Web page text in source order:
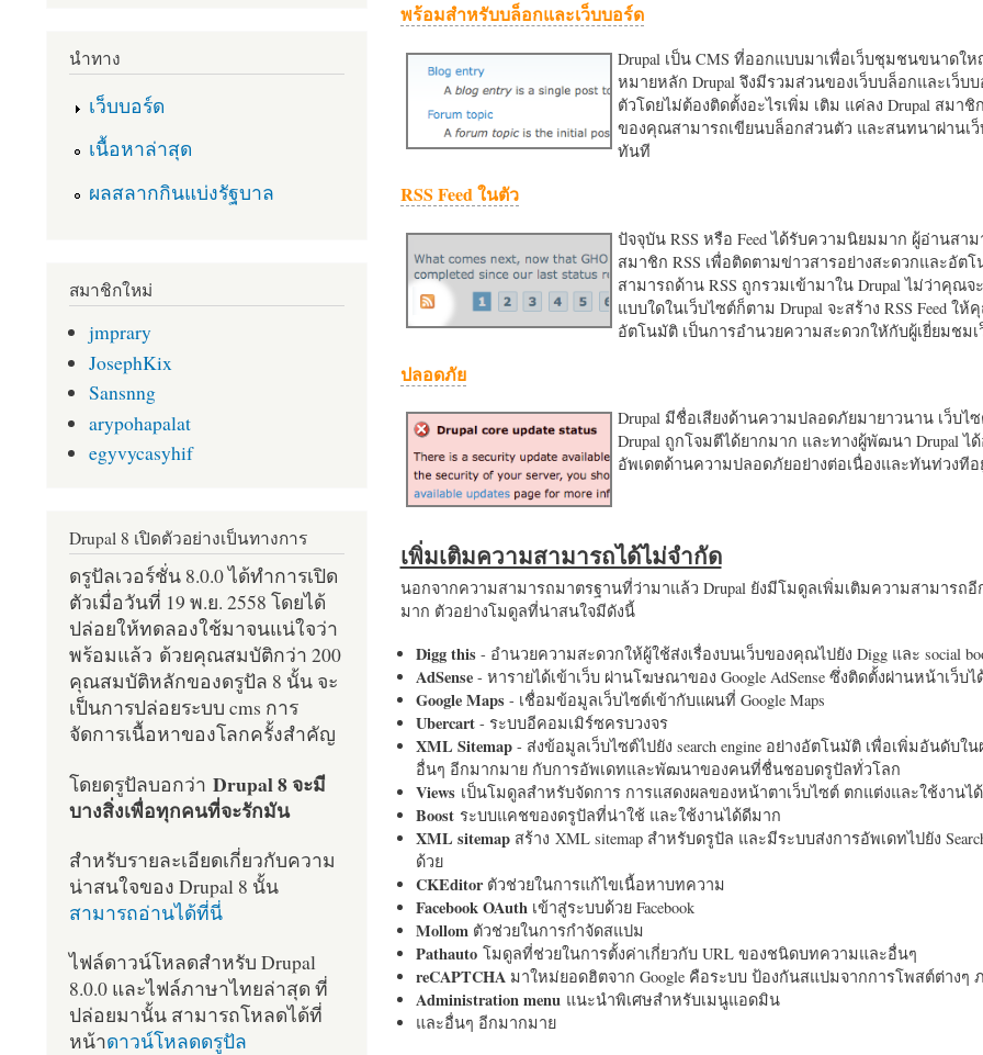
พร้อมสำหรับบล็อกและเว็บบอร์ด
Drupal เป็น CMS ที่ออกแบบมาเพื่อเว็บชุมชนขนาดให
หมายหลัก Drupal จึงมีรวมส่วนของเว็บบล็อกและเว็บ
ตัวโดยไม่ต้องติดตั้งอะไรเพิ่ม เติม แค่ลง Drupal สมาชิ
ของคุณสามารถเขียนบล็อกส่วนตัว และสนทนาผ่านเว็
ทันที
RSS Feed ในตัว
ปัจจุบัน RSS หรือ Feed ได้รับความนิยมมาก ผู้อ่านสา
สมาชิก RSS เพื่อติดตามข่าวสารอย่างสะดวกและอัต
สามารถด้าน RSS ถูกรวมเข้ามาใน Drupal ไม่ว่าคุณจ
แบบใดในเว็บไซต์ก็ตาม Drupal จะสร้าง RSS Feed ให้
อัตโนมัติ เป็นการอำนวยความสะดวกใหักับผู้เยี่ยมชม
ปลอดภัย
Drupal มีชื่อเสียงด้านความปลอดภัยมายาวนาน เว็บไ
Drupal ถูกโจมตีได้ยากมาก และทางผู้พัฒนา Drupal ไ
อัพเดตด้านความปลอดภัยอย่างต่อเนื่องและทันท่วงทีอ
เพิ่มเติมความสามารถได้ไม่จำกัด
นอกจากความสามารถมาตรฐานที่ว่ามาแล้ว Drupal ยังมีโมดูลเพิ่มเติมความสามารถอี
มาก ตัวอย่างโมดูลที่น่าสนใจมีดังนี้
Digg this- อำนวยความสะดวกให้ผู้ใช้ส่งเรื่องบนเว็บของคุณไปยัง Digg และ social
AdSense- หารายได้เข้าเว็บ ผ่านโฆษณาของ Google AdSense ซึ่งติดตั้งผ่านหน้าเว็บไ
Google Maps- เชื่อมข้อมูลเว็บไซต์เข้ากับแผนที่ Google Maps
Ubercart- ระบบอีคอมเมิร์ซครบวงจร
XML Sitemap- ส่งข้อมูลเว็บไซต์ไปยัง search engine อย่างอัตโนมัติ เพื่อเพิ่มอันดับใ
อื่นๆ อีกมากมาย กับการอัพเดทและพัฒนาของคนที่ชื่นชอบดรูปัลทั่วโลก
Views เป็นโมดูลสำหรับจัดการ การแสดงผลของหน้าตาเว็บไซต์ ตกแต่งและใช้งานไ
Boost ระบบแคชของดรูปัลที่น่าใช้ และใช้งานได้ดีมาก
XML sitemapสร้าง XML sitemap สำหรับดรูปัล และมีระบบส่งการอัพเดทไปยัง
ด้วย
CKEditorตัวช่วยในการแก้ไขเนื้อหาบทความ
Facebook OAuth เข้าสู่ระบบด้วย Facebook
Mollom ตัวช่วยในการกำจัดสแปม
Pathautoโมดูลที่ช่วยในการตั้งค่าเกี่ยวกับ URL ของชนิดบทความและอื่นๆ
reCAPTCHA มาใหม่ยอดฮิตจาก Google คือระบบ ป้องกันสแปมจากการโพสต์ต่างๆ
Administration menu แนะนำพิเศษสำหรับเมนูแอดมิน
และอื่นๆ อีกมากมาย
นำทาง
เว็บบอร์ด
เนื้อหาล่าสุด
ผลสลากกินแบ่งรัฐบาล
สมาชิกใหม่
jmprary
JosephKix
Sansnng
arypohapalat
egyvycasyhif
Drupal 8 เปิดตัวอย่างเป็นทางการ
ดรูปัลเวอร์ชั่น 8.0.0 ได้ทำการเปิด
ตัวเมื่อวันที่ 19 พ.ย. 2558 โดยได้
ปล่อยให้ทดลองใช้มาจนแน่ใจว่า
พร้อมแล้ว ด้วยคุณสมบัติกว่า 200
คุณสมบัติหลักของดรูปัล 8 นั้น จะ
เป็นการปล่อยระบบ cms การ
จัดการเนื้อหาของโลกครั้งสำคัญ
โดยดรูปัลบอกว่า Drupal 8 จะมี
บางสิ่งเพื่อทุกคนที่จะรักมัน
สำหรับรายละเอียดเกี่ยวกับความ
น่าสนใจของ Drupal 8 นั้น
สามารถอ่านได้ที่นี่
ไฟล์ดาวน์โหลดสำหรับ Drupal
8.0.0 และไฟล์ภาษาไทยล่าสุด ที่
ปล่อยมานั้น สามารถโหลดได้ที่
หน้าดาวน์โหลดดรูปัล